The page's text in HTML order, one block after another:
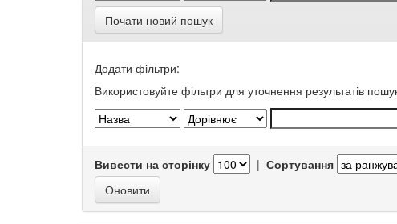
Почати новий пошук
Додати фільтри:
Використовуйте фільтри для уточнення результатів
Вивести на сторінку | Сортування